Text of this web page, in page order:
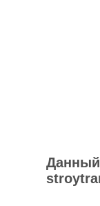
Данный